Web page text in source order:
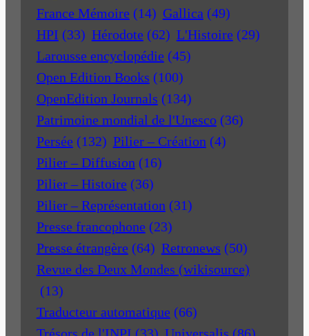
France Mémoire (14) Gallica (49)
HPI (33) Hérodote (62) L'Histoire (29)
Larousse encyclopédie (45)
Open Edition Books (100)
OpenEdition Journals (134)
Patrimoine mondial de l'Unesco (36)
Persée (132) Pilier – Création (4)
Pilier – Diffusion (16)
Pilier – Histoire (36)
Pilier – Représentation (31)
Presse francophone (23)
Presse étrangère (64) Retronews (50)
Revue des Deux Mondes (wikisource)
(13)
Traducteur automatique (66)